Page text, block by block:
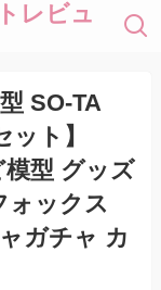
レビュ
SO-TA
ット】
型 グッズ
ォックス
ガチャ カ